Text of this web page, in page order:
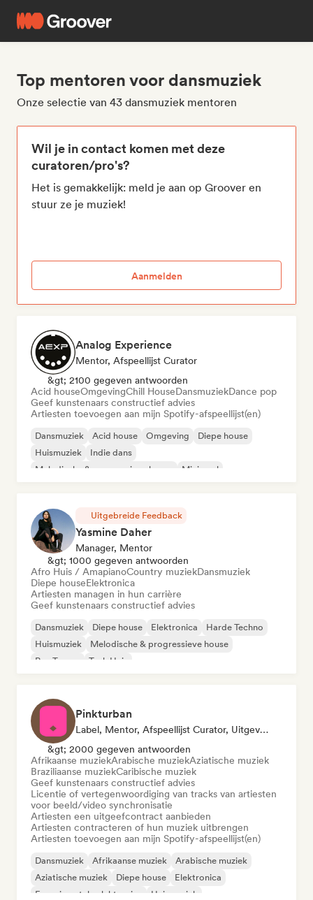
Top mentoren voor dansmuziek
Onze selectie van 43 dansmuziek mentoren
Wil je in contact komen met deze
curatoren/pro's?
Het is gemakkelijk: meld je aan op Groover en
stuur ze je muziek!
Aanmelden
Analog Experience
Mentor, Afspeellijst Curator
&gt; 2100 gegeven antwoorden
Acid houseOmgevingChill HouseDansmuziekDance pop
Geef kunstenaars constructief advies
Artiesten toevoegen aan mijn Spotify-afspeellijst(en)
Dansmuziek Acid house Omgeving
Diepe house
Huismuziek
Indie dans
Melodische & progressieve house
Minimaal
Uitgebreide Feedback
Yasmine Daher
Manager, Mentor
&gt; 1000 gegeven antwoorden
Afro Huis / AmapianoCountry muziekDansmuziek
Diepe houseElektronica
Artiesten managen in hun carrière
Geef kunstenaars constructief advies
Dansmuziek Diepe house Elektronica
Harde Techno
Huismuziek
Melodische & progressieve house
Psy-Trance
Tech Huis
Pinkturban
Label, Mentor, Afspeellijst Curator, Uitgever, Sync Supervisor
&gt; 2000 gegeven antwoorden
Afrikaanse muziekArabische muziekAziatische muziek
Braziliaanse muziekCaribische muziek
Geef kunstenaars constructief advies
Licentie of vertegenwoordiging van tracks van artiesten
voor beeld/video synchronisatie
Artiesten een uitgeefcontract aanbieden
Artiesten contracteren of hun muziek uitbrengen
Artiesten toevoegen aan mijn Spotify-afspeellijst(en)
Dansmuziek Afrikaanse muziek
Arabische muziek
Aziatische muziek
Diepe house
Elektronica
Experimentele elektronica
Huismuziek